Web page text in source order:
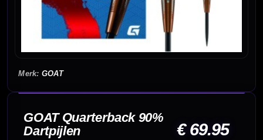
GOAT
GOAT Quarterback 90%
Dartpijlen
€ 69.95